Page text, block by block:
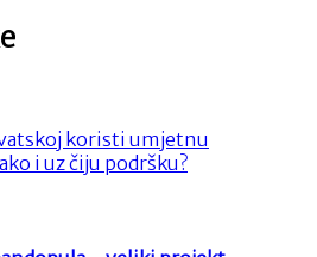
koristi umjetnu
i uz čiju podršku?